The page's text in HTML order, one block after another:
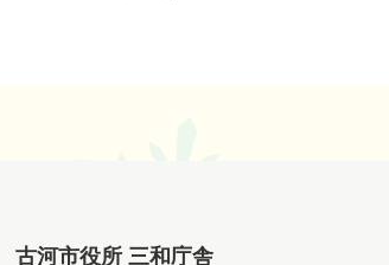
古河市役所 三和庁舎